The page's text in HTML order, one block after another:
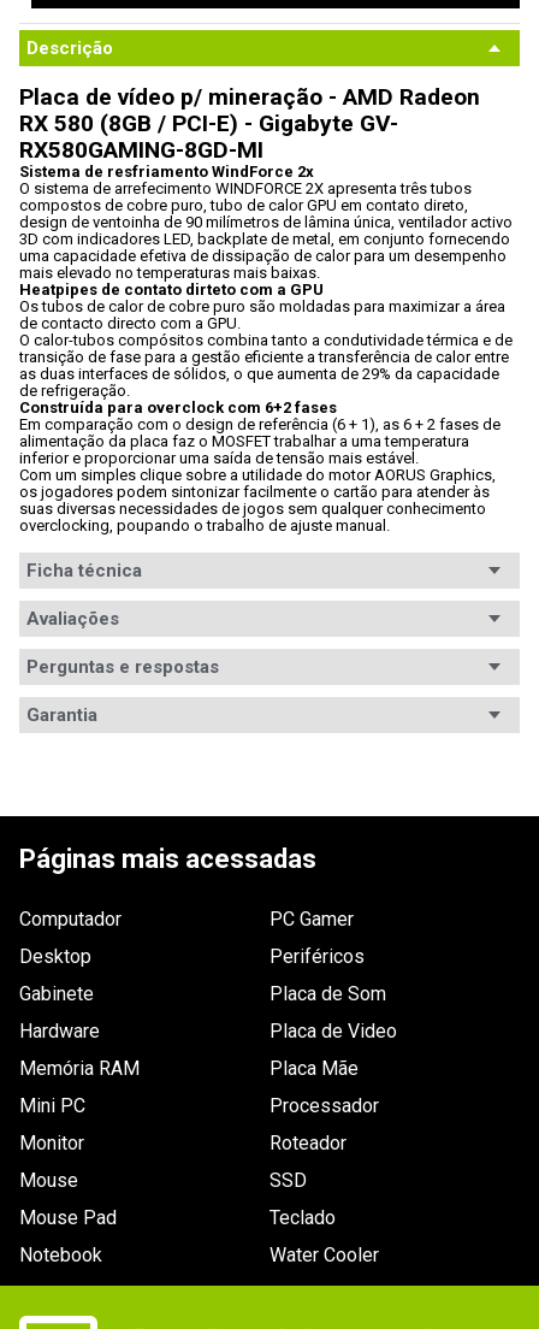
Descrição
Placa de vídeo p/ mineração - AMD Radeon
RX 580 (8GB / PCI-E) - Gigabyte GV-
RX580GAMING-8GD-MI
Sistema de resfriamento WindForce 2x
O sistema de arrefecimento WINDFORCE 2X apresenta três tubos
compostos de cobre puro, tubo de calor GPU em contato direto,
design de ventoinha de 90 milímetros de lâmina única, ventilador activo
3D com indicadores LED, backplate de metal, em conjunto fornecendo
uma capacidade efetiva de dissipação de calor para um desempenho
mais elevado no temperaturas mais baixas.
Heatpipes de contato dirteto com a GPU
Os tubos de calor de cobre puro são moldadas para maximizar a área
de contacto directo com a GPU.
O calor-tubos compósitos combina tanto a condutividade térmica e de
transição de fase para a gestão eficiente a transferência de calor entre
as duas interfaces de sólidos, o que aumenta de 29% da capacidade
de refrigeração.
Construída para overclock com 6+2 fases
Em comparação com o design de referência (6 + 1), as 6 + 2 fases de
alimentação da placa faz o MOSFET trabalhar a uma temperatura
inferior e proporcionar uma saída de tensão mais estável.
Com um simples clique sobre a utilidade do motor AORUS Graphics,
os jogadores podem sintonizar facilmente o cartão para atender às
suas diversas necessidades de jogos sem qualquer conhecimento
overclocking, poupando o trabalho de ajuste manual.
Ficha técnica
Avaliações
Avaliações
ESCREVER AVALIAÇÃO
Perguntas e respostas
Garantia
Páginas mais acessadas
Computador
Desktop
Gabinete
Hardware
Memória RAM
Mini PC
Monitor
Mouse
Mouse Pad
Notebook
PC Gamer
Periféricos
Placa de Som
Placa de Video
Placa Mãe
Processador
Roteador
SSD
Teclado
Water Cooler